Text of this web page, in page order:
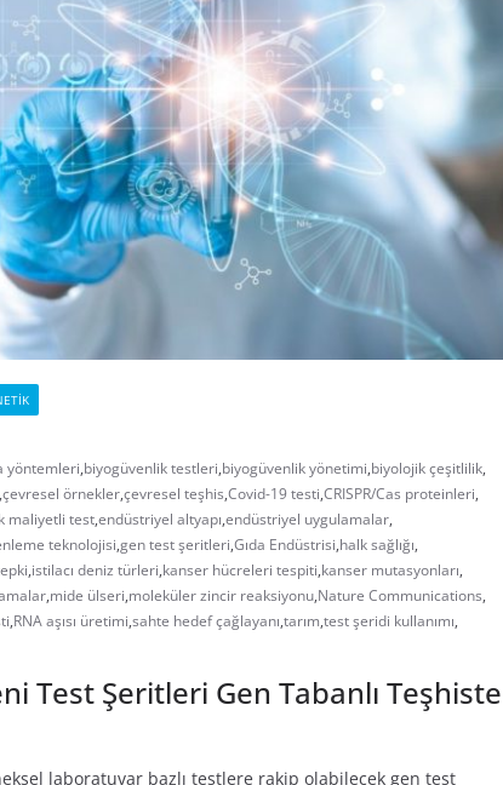
yöntemleri,biyogüvenlik testleri,biyogüvenlik yönetimi,biyolojik çeşitlilik,
,çevresel örnekler,çevresel teşhis,Covid-19 testi,CRISPR/Cas proteinleri,
maliyetli test,endüstriyel altyapı,endüstriyel uygulamalar,
teknolojisi,gen test şeritleri,Gıda Endüstrisi,halk sağlığı,
,istilacı deniz türleri,kanser hücreleri tespiti,kanser mutasyonları,
,mide ülseri,moleküler zincir reaksiyonu,Nature Communications,
,RNA aşısı üretimi,sahte hedef çağlayanı,tarım,test şeridi kullanımı,
Test Şeritleri Gen Tabanlı Teşhiste
laboratuvar bazlı testlere rakip olabilecek gen test